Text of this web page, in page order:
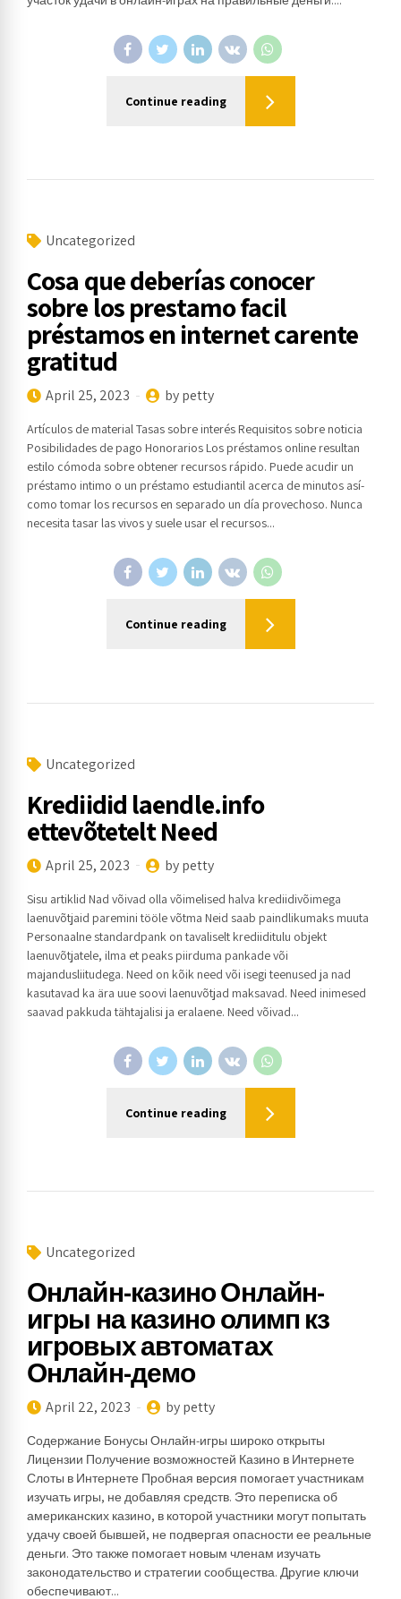
Continue reading
Uncategorized
Cosa que deberías conocer
sobre los prestamo facil
préstamos en internet carente
gratitud
April 25, 2023 by petty
Artículos de material Tasas sobre interés Requisitos sobre noticia
Posibilidades de pago Honorarios Los préstamos online resultan
estilo cómoda sobre obtener recursos rápido. Puede acudir un
préstamo intimo o un préstamo estudiantil acerca de minutos así­
como tomar los recursos en separado un día provechoso. Nunca
necesita tasar las vivos y suele usar el recursos...
Continue reading
Uncategorized
Krediidid laendle.info
ettevõtetelt Need
April 25, 2023 by petty
Sisu artiklid Nad võivad olla võimelised halva krediidivõimega
laenuvõtjaid paremini tööle võtma Neid saab paindlikumaks muuta
Personaalne standardpank on tavaliselt krediiditulu objekt
laenuvõtjatele, ilma et peaks piirduma pankade või
majandusliitudega. Need on kõik need või isegi teenused ja nad
kasutavad ka ära uue soovi laenuvõtjad maksavad. Need inimesed
saavad pakkuda tähtajalisi ja eralaene. Need võivad...
Continue reading
Uncategorized
Онлайн-казино Онлайн-
игры на казино олимп кз
игровых автоматах
Онлайн-демо
April 22, 2023 by petty
Содержание Бонусы Онлайн-игры широко открыты
Лицензии Получение возможностей Казино в Интернете
Слоты в Интернете Пробная версия помогает участникам
изучать игры, не добавляя средств. Это переписка об
американских казино, в которой участники могут попытать
удачу своей бывшей, не подвергая опасности ее реальные
деньги. Это также помогает новым членам изучать
законодательство и стратегии сообщества. Другие ключи
обеспечивают...